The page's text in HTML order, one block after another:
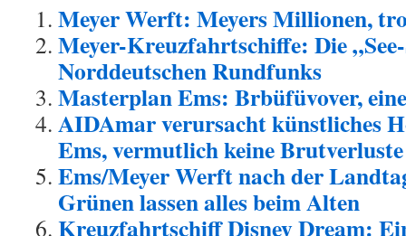
Meyer Werft: Meyers Millionen,
Meyer-Kreuzfahrtschiffe: Die
Norddeutschen Rundfunks
Masterplan Ems: Brbüfüvover,
AIDAmar verursacht künstliches
Ems, vermutlich keine Brutverluste
Ems/Meyer Werft nach der
Grünen lassen alles beim Alten
Kreuzfahrtschiff Disney Dream: